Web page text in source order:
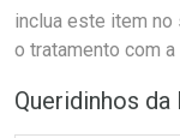
inclua este item no
o tratamento com a
Queridinhos da